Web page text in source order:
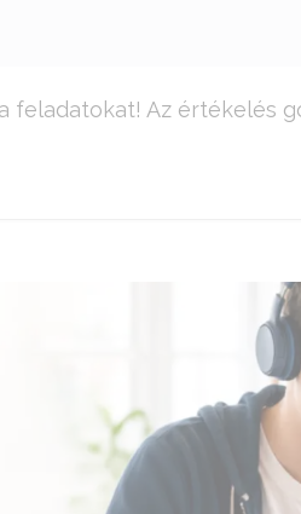
feladatokat! Az értékelés